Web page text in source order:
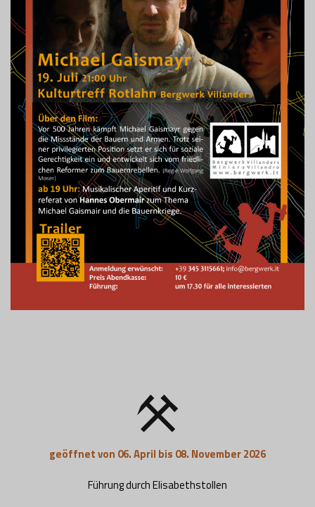
geöffnet von 06. April bis 08. November 2026
Führung durch Elisabethstollen